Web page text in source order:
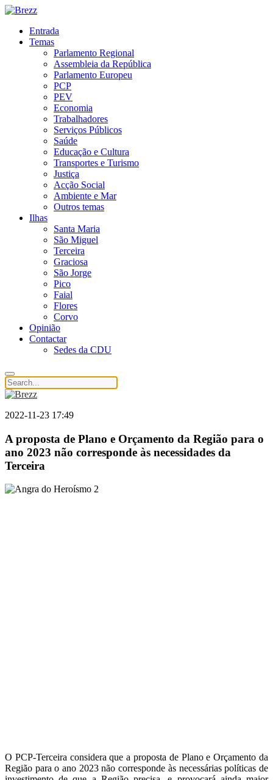
Entrada
Temas
Parlamento Regional
Assembleia da República
Parlamento Europeu
PCP
PEV
Economia
Trabalhadores
Serviços Públicos
Saúde
Educação e Cultura
Transportes e Turismo
Justiça
Acção Social
Ambiente e Mar
Outros temas
Ilhas
Santa Maria
São Miguel
Terceira
Graciosa
São Jorge
Pico
Faial
Flores
Corvo
Opinião
Contactar
Sedes da CDU
2022-11-23 17:49
A proposta de Plano e Orçamento da Região para o
ano 2023 não corresponde às necessidades da
Terceira
O PCP-Terceira considera que a proposta de Plano e Orçamento da
Região para o ano 2023 não corresponde às necessárias políticas de